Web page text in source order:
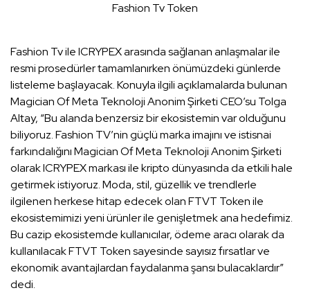
Fashion Tv Token
Fashion Tv ile ICRYPEX arasında sağlanan anlaşmalar ile
resmi prosedürler tamamlanırken önümüzdeki günlerde
listeleme başlayacak. Konuyla ilgili açıklamalarda bulunan
Magician Of Meta Teknoloji Anonim Şirketi CEO’su Tolga
Altay, “Bu alanda benzersiz bir ekosistemin var olduğunu
biliyoruz. Fashion TV’nin güçlü marka imajını ve istisnai
farkındalığını Magician Of Meta Teknoloji Anonim Şirketi
olarak ICRYPEX markası ile kripto dünyasında da etkili hale
getirmek istiyoruz. Moda, stil, güzellik ve trendlerle
ilgilenen herkese hitap edecek olan FTVT Token ile
ekosistemimizi yeni ürünler ile genişletmek ana hedefimiz.
Bu cazip ekosistemde kullanıcılar, ödeme aracı olarak da
kullanılacak FTVT Token sayesinde sayısız fırsatlar ve
ekonomik avantajlardan faydalanma şansı bulacaklardır”
dedi.